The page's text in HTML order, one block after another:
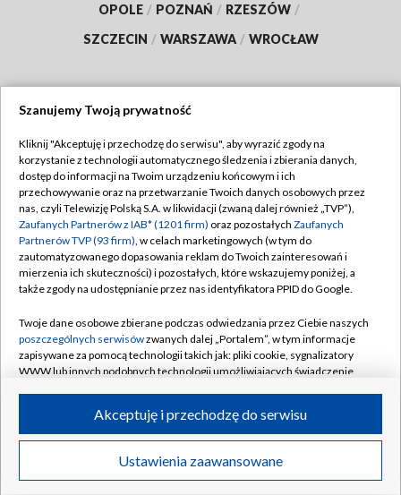
OPOLE / POZNAŃ / RZESZÓW /
SZCZECIN / WARSZAWA / WROCŁAW
TVP
Abonament TVP
Emisja w TVP
Centrum informacji TVP
Naziemna Telewizja Cyfrowa
Rada Programowa
System NOS
Informacje o nadawcy
Program dla prasy
Ogłoszenie przetargowe
Regulamin TVP
Polityka prywatności
Moje zgody
Pomoc
Kontakt
Kanały
©2026 Telewizja Polska S.A. w likwidacji
Szanujemy Twoją prywatność
Kliknij "Akceptuję i przechodzę do serwisu", aby wyrazić zgody na
korzystanie z technologii automatycznego śledzenia i zbierania danych,
dostęp do informacji na Twoim urządzeniu końcowym i ich
przechowywanie oraz na przetwarzanie Twoich danych osobowych przez
nas, czyli Telewizję Polską S.A. w likwidacji (zwaną dalej również „TVP”),
Zaufanych Partnerów z IAB* (1201 firm) oraz pozostałych Zaufanych
Partnerów TVP (93 firm), w celach marketingowych (w tym do
zautomatyzowanego dopasowania reklam do Twoich zainteresowań i
mierzenia ich skuteczności) i pozostałych, które wskazujemy poniżej, a
także zgody na udostępnianie przez nas identyfikatora PPID do Google.
Twoje dane osobowe zbierane podczas odwiedzania przez Ciebie naszych
poszczególnych serwisówzwanych dalej „Portalem”, w tym informacje
zapisywane za pomocą technologii takich jak: pliki cookie, sygnalizatory
WWW lub innych podobnych technologii umożliwiających świadczenie
ruchu w Internecie.
Twoje dane osobowe zbierane podczas odwiedzania przez Ciebie
poszczególnych serwisówna Portalu, takie jak adresy IP, identyfikatory
Ustawienia zaawansowane
Akceptuję i przechodzę do serwisu